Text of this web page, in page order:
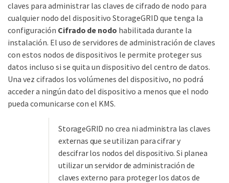
claves para administrar las claves de cifrado de nodo para
cualquier nodo del dispositivo StorageGRID que tenga la
configuración Cifrado de nodo habilitada durante la
instalación. El uso de servidores de administración de claves
con estos nodos de dispositivos le permite proteger sus
datos incluso si se quita un dispositivo del centro de datos.
Una vez cifrados los volúmenes del dispositivo, no podrá
acceder a ningún dato del dispositivo a menos que el nodo
pueda comunicarse con el KMS.
StorageGRID no crea ni administra las claves
externas que se utilizan para cifrar y
descifrar los nodos del dispositivo. Si planea
utilizar un servidor de administración de
claves externo para proteger los datos de